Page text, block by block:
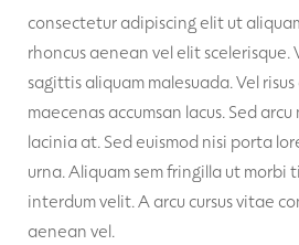
consectetur adipiscing elit ut
rhoncus aenean vel elit
sagittis aliquam malesuada. Vel
maecenas accumsan lacus. Sed
lacinia at. Sed euismod nisi porta
urna. Aliquam sem fringilla ut morbi
interdum velit. A arcu cursus vitae
aenean vel.